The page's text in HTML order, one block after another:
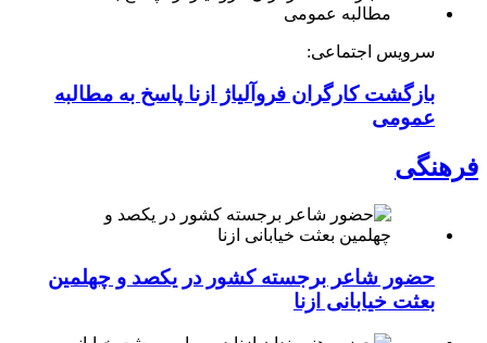
سرویس اجتماعی:
بازگشت کارگران فروآلیاژ ازنا پاسخ به مطالبه
عمومی
فرهنگی
حضور شاعر برجسته کشور در یکصد و چهلمین
بعثت خیابانی ازنا